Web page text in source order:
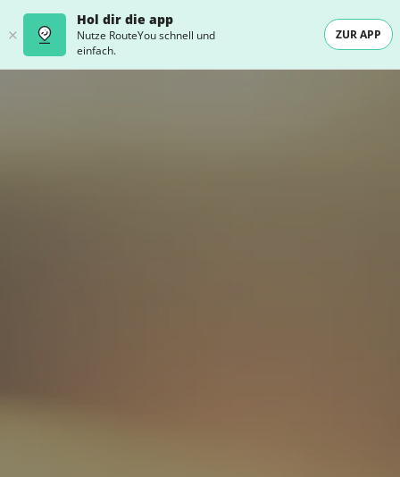
Hol dir die app
Nutze RouteYou schnell und
einfach.
ZUR APP